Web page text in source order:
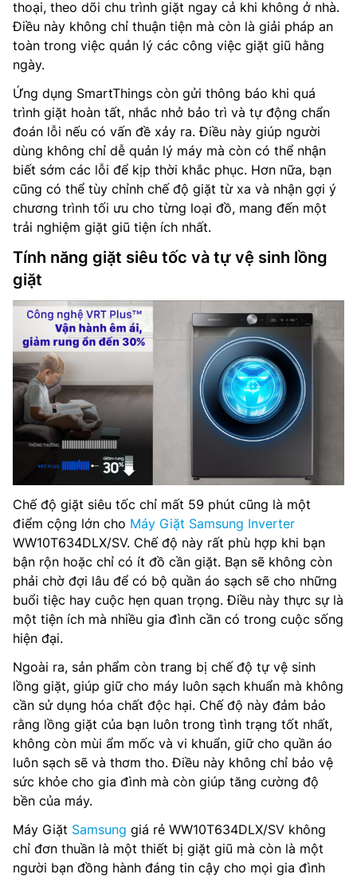
thoại, theo dõi chu trình giặt ngay cả khi không ở nhà.
Điều này không chỉ thuận tiện mà còn là giải pháp an
toàn trong việc quản lý các công việc giặt giũ hằng
ngày.
Ứng dụng SmartThings còn gửi thông báo khi quá
trình giặt hoàn tất, nhắc nhở bảo trì và tự động chẩn
đoán lỗi nếu có vấn đề xảy ra. Điều này giúp người
dùng không chỉ dễ quản lý máy mà còn có thể nhận
biết sớm các lỗi để kịp thời khắc phục. Hơn nữa, bạn
cũng có thể tùy chỉnh chế độ giặt từ xa và nhận gợi ý
chương trình tối ưu cho từng loại đồ, mang đến một
trải nghiệm giặt giũ tiện ích nhất.
Tính năng giặt siêu tốc và tự vệ sinh lồng
giặt
Chế độ giặt siêu tốc chỉ mất 59 phút cũng là một
điểm cộng lớn cho Máy Giặt Samsung Inverter
WW10T634DLX/SV. Chế độ này rất phù hợp khi bạn
bận rộn hoặc chỉ có ít đồ cần giặt. Bạn sẽ không còn
phải chờ đợi lâu để có bộ quần áo sạch sẽ cho những
buổi tiệc hay cuộc hẹn quan trọng. Điều này thực sự là
một tiện ích mà nhiều gia đình cần có trong cuộc sống
hiện đại.
Ngoài ra, sản phẩm còn trang bị chế độ tự vệ sinh
lồng giặt, giúp giữ cho máy luôn sạch khuẩn mà không
cần sử dụng hóa chất độc hại. Chế độ này đảm bảo
rằng lồng giặt của bạn luôn trong tình trạng tốt nhất,
không còn mùi ẩm mốc và vi khuẩn, giữ cho quần áo
luôn sạch sẽ và thơm tho. Điều này không chỉ bảo vệ
sức khỏe cho gia đình mà còn giúp tăng cường độ
bền của máy.
Máy Giặt Samsung giá rẻ WW10T634DLX/SV không
chỉ đơn thuần là một thiết bị giặt giũ mà còn là một
người bạn đồng hành đáng tin cậy cho mọi gia đình